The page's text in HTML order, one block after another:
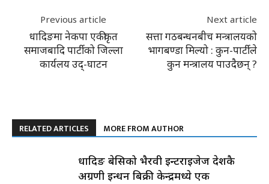
Previous article
धादिङमा नेकपा एकीकृत
समाजबादि पार्टीको जिल्ला
कार्यलय उद्-घाटन
Next article
सत्ता गठबन्धनबीच मन्त्रालयको
भागबण्डा मिल्यो : कुन-पार्टीले
कुन मन्त्रालय पाउदैछन् ?
RELATED ARTICLES MORE FROM AUTHOR
धादिङ बेसिको भैरवी इन्टरप्राइजेज देशकै
अग्रणी इन्धन बिक्री केन्द्रमध्ये एक